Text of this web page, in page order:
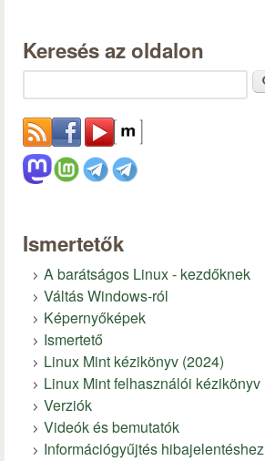
Keresés az oldalon
Ismertetők
A barátságos Linux - kezdőknek
Váltás Windows-ról
Képernyőképek
Ismertető
Linux Mint kézikönyv (2024)
Linux Mint felhasználói kézikönyv
Verziók
Videók és bemutatók
Információgyűjtés hibajelentéshez